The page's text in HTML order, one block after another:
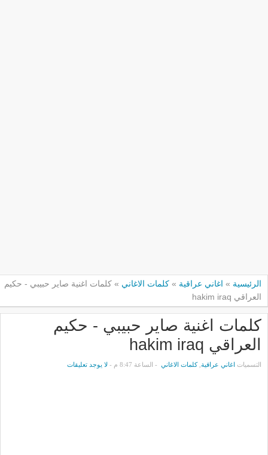
الرئيسية » اغاني عراقية » كلمات الاغاني » كلمات اغنية صاير حبيبي - حكيم
العراقي hakim iraq
كلمات اغنية صاير حبيبي - حكيم
العراقي hakim iraq
التسميات اغاني عراقية ,كلمات الاغاني - الساعة 8:47 م - لا يوجد تعليقات